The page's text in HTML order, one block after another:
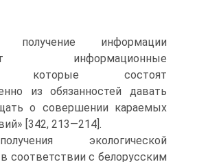
информации
информационные
которые состоят
из обязанностей давать
о совершении караемых
[342, 213—214].
экологической
соответствии с белорусским